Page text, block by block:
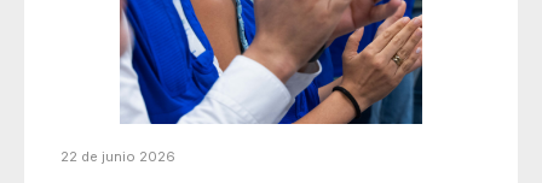
22 de junio 2026